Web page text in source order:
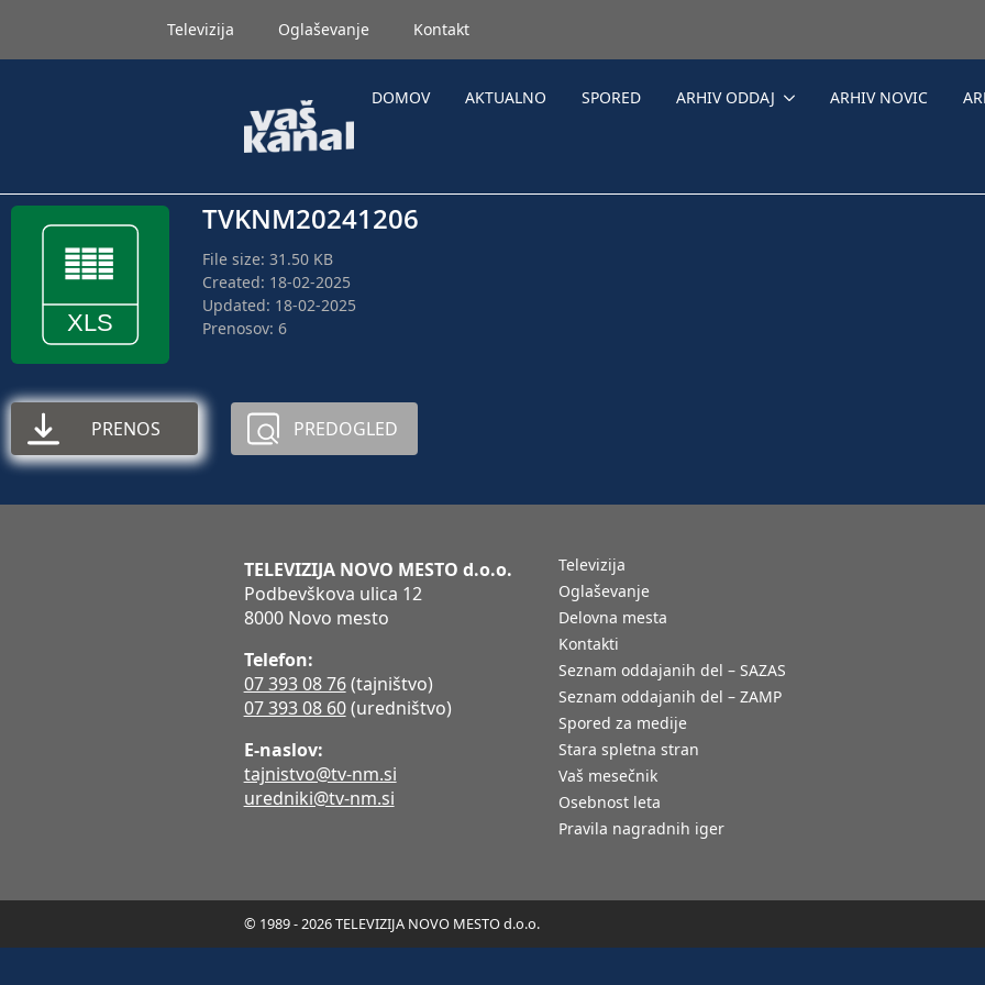
Televizija Oglaševanje Kontakt
DOMOV AKTUALNO SPORED ARHIV ODDAJ ARHIV NOVIC
TVKNM20241206
File size: 31.50 KB
Created: 18-02-2025
Updated: 18-02-2025
Prenosov: 6
PRENOS PREDOGLED
TELEVIZIJA NOVO MESTO d.o.o.
Podbevškova ulica 12
8000 Novo mesto
Telefon:
07 393 08 76(tajništvo)
07 393 08 60(uredništvo)
E-naslov:
tajnistvo@tv-nm.si
uredniki@tv-nm.si
Televizija
Oglaševanje
Delovna mesta
Kontakti
Seznam oddajanih del – SAZAS
Seznam oddajanih del – ZAMP
Spored za medije
Stara spletna stran
Vaš mesečnik
Osebnost leta
Pravila nagradnih iger
© 1989 - 2026 TELEVIZIJA NOVO MESTO d.o.o.